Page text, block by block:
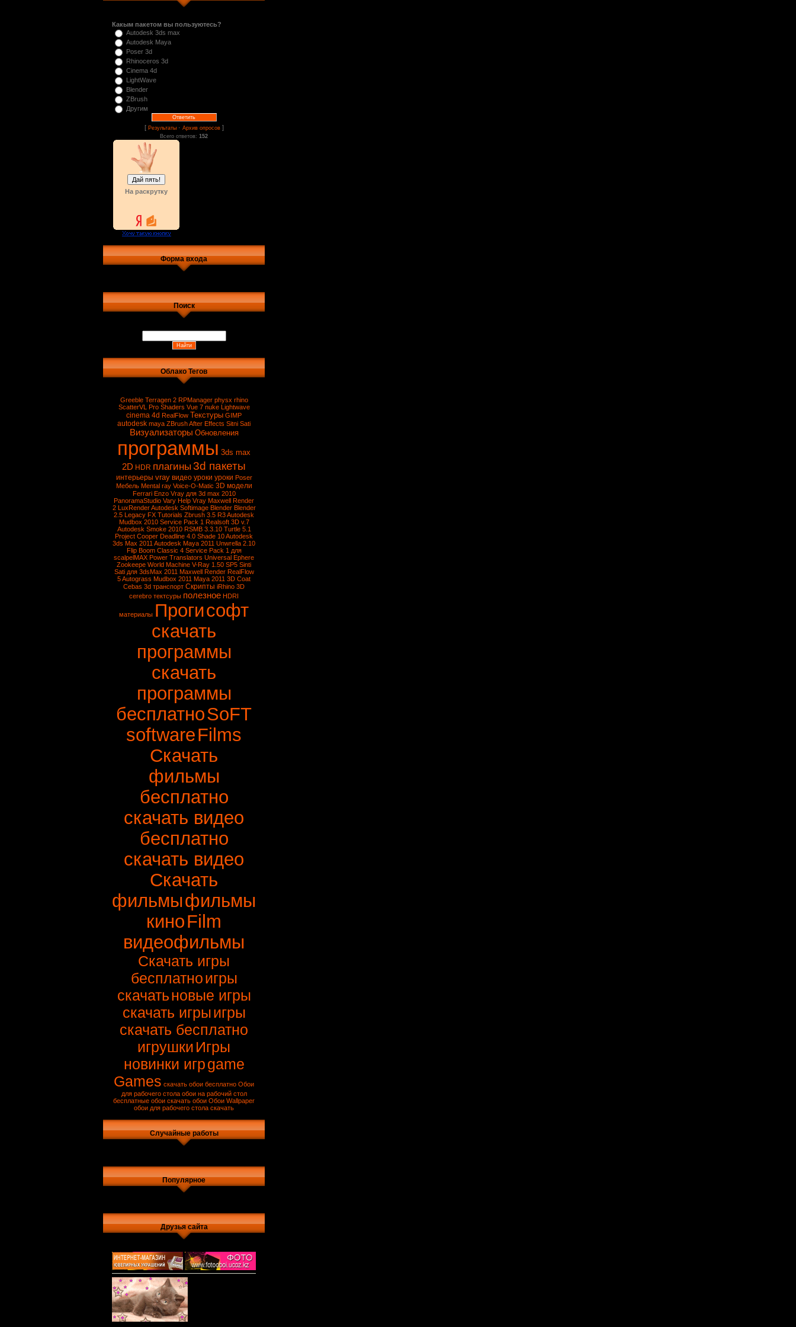
Какым пакетом вы пользуютесь?
Autodesk 3ds max
Autodesk Maya
Poser 3d
Rhinoceros 3d
Cinema 4d
LightWave
Blender
ZBrush
Другим
[ Результаты· Архив опросов]
Всего ответов: 152
На раскрутку
Форма входа
Поиск
Облако Тегов
Greeble Terragen 2 RPManager physx rhino
ScatterVL Pro Shaders Vue 7 nuke Lightwave
cinema 4d RealFlow Текстуры GIMP
autodesk maya ZBrushAfter Effects Sitni Sati
Визуализаторы Обновления
программы 3ds max
2D HDR плагины 3d пакеты
интерьеры vray видео уроки уроки Poser
Мебель Mental ray Voice-O-Matic 3D модели
Ferrari Enzo Vray для 3d max 2010
PanoramaStudio Vary Help Vray Maxwell Render
2 LuxRender Autodesk Softimage Blender Blender
2.5 Legacy FX Tutorials Zbrush 3.5 R3Autodesk
Mudbox 2010 Service Pack 1 Realsoft 3D v.7
Autodesk Smoke 2010 RSMB 3.3.10 Turtle 5.1
Project Cooper Deadline 4.0 Shade 10Autodesk
3ds Max 2011 Autodesk Maya 2011 Unwrella 2.10
Flip Boom Classic 4 Service Pack 1 для
scalpelMAX Power Translators Universal Ephere
Zookeepe World Machine V-Ray 1.50 SP5 Sinti
Sati для 3dsMax 2011 Maxwell Render RealFlow
5Autograss Mudbox 2011 Maya 2011 3D Coat
Cebas 3d транспорт Скрипты iRhino 3D
cerebro тектсуры полезное HDRI
материалы Прогисофт
скачать
программы
скачать
программы
бесплатноSoFT
softwareFilms
Скачать
фильмы
бесплатно
скачать видео
бесплатно
скачать видео
Скачать
фильмыфильмы
киноFilm
видеофильмы
Скачать игры
бесплатноигры
скачатьновые игры
скачать игрыигры
скачать бесплатно
игрушки Игры
новинки игрgame
Games скачать обои бесплатно Обои
для рабочего стола обои на рабочий стол
бесплатные обои скачать обои Обои Wallpaper
обои для рабочего стола скачать
Случайные работы
Популярное
Друзья сайта